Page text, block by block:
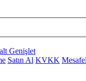
Genişlet
Satın Al KVKK